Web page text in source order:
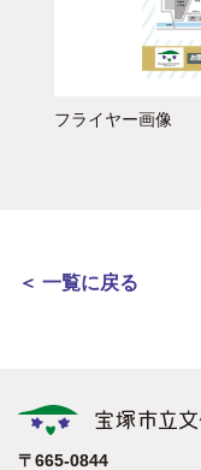
フライヤー画像
＜ 一覧に戻る
〒665-0844